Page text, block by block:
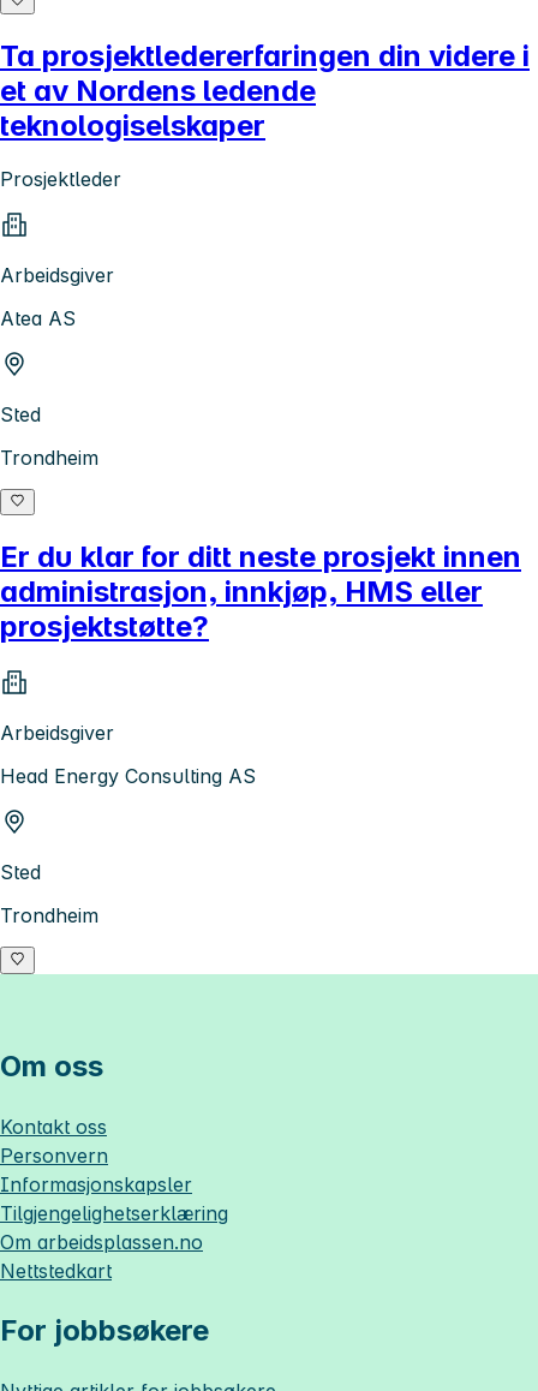
Ta prosjektledererfaringen din videre i
et av Nordens ledende
teknologiselskaper
Prosjektleder
Arbeidsgiver
Atea AS
Sted
Trondheim
Er du klar for ditt neste prosjekt innen
administrasjon, innkjøp, HMS eller
prosjektstøtte?
Arbeidsgiver
Head Energy Consulting AS
Sted
Trondheim
Om oss
Kontakt oss
Personvern
Informasjonskapsler
Tilgjengelighetserklæring
Om arbeidsplassen.no
Nettstedkart
For jobbsøkere